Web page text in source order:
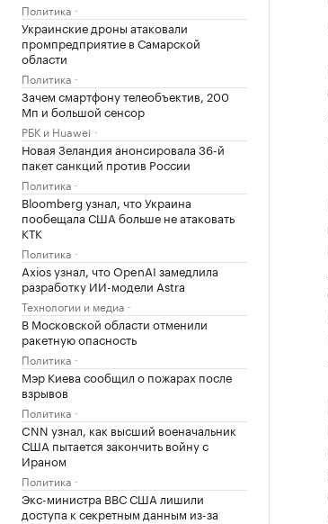
Политика
Украинские дроны атаковали
промпредприятие в Самарской
области
Политика
Зачем смартфону телеобъектив, 200
Мп и большой сенсор
РБК и Huawei
Новая Зеландия анонсировала 36-й
пакет санкций против России
Политика
Bloomberg узнал, что Украина
пообещала США больше не атаковать
КТК
Политика
Axios узнал, что OpenAI замедлила
разработку ИИ-модели Astra
Технологии и медиа
В Московской области отменили
ракетную опасность
Политика
Мэр Киева сообщил о пожарах после
взрывов
Политика
CNN узнал, как высший военачальник
США пытается закончить войну с
Ираном
Политика
Экс-министра ВВС США лишили
доступа к секретным данным из-за